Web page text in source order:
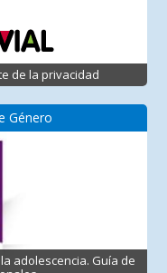
de la privacidad
Género
adolescencia. Guía de